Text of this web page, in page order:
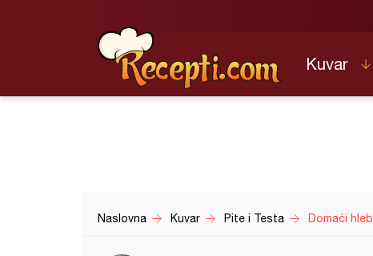
Kuvar
Naslovna Kuvar Pite i Testa Domaći hleb